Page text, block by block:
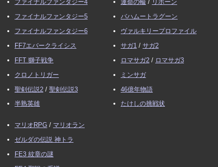
ファイナルファンタジー4
ファイナルファンタジー5
ファイナルファンタジー6
FF7エバークライシス
FFT 獅子戦争
クロノトリガー
聖剣伝説2 / 聖剣伝説3
半熟英雄
運命の輪 / リボーン
バハムートラグーン
ヴァルキリープロファイル
サガ1 / サガ2
ロマサガ2 / ロマサガ3
ミンサガ
46億年物語
たけしの挑戦状
マリオRPG / マリオラン
ゼルダの伝説 神トラ
FE3 紋章の謎